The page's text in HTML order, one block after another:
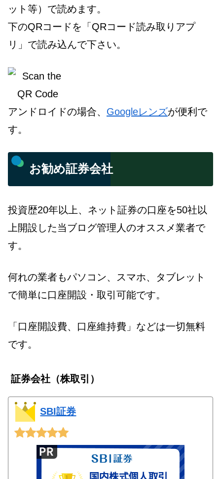
ット等）で読めます。
下のQRコードを「QRコード読み取りアプ
リ」で読み込んで下さい。
アンドロイドの場合、 Googleレンズが便利で
す。
お勧め証券会社
投資歴20年以上、ネット証券の口座を50社以
上開設した当ブログ管理人のオススメ業者で
す。
何れの業者もパソコン、スマホ、タブレット
で簡単に口座開設・取引可能です。
「口座開設費、口座維持費」などは一切無料
です。
証券会社（株取引）
SBI証券